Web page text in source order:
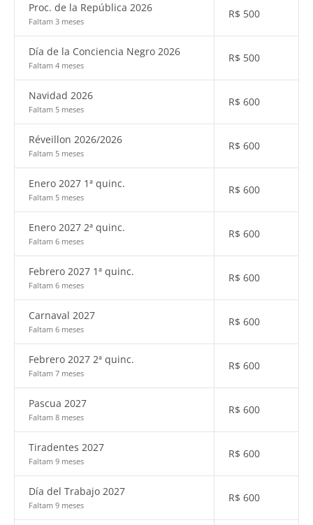
Proc. de la República 2026
Faltam 3 meses
R$ 500
Día de la Conciencia Negro 2026
Faltam 4 meses
R$ 500
Navidad 2026
Faltam 5 meses
R$ 600
Réveillon 2026/2026
Faltam 5 meses
R$ 600
Enero 2027 1ª quinc.
Faltam 5 meses
R$ 600
Enero 2027 2ª quinc.
Faltam 6 meses
R$ 600
Febrero 2027 1ª quinc.
Faltam 6 meses
R$ 600
Carnaval 2027
Faltam 6 meses
R$ 600
Febrero 2027 2ª quinc.
Faltam 7 meses
R$ 600
Pascua 2027
Faltam 8 meses
R$ 600
Tiradentes 2027
Faltam 9 meses
R$ 600
Día del Trabajo 2027
Faltam 9 meses
R$ 600